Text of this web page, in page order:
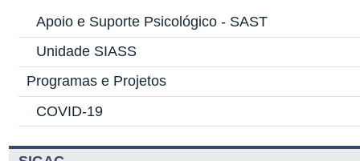
Apoio e Suporte Psicológico - SAST
Unidade SIASS
Programas e Projetos
COVID-19